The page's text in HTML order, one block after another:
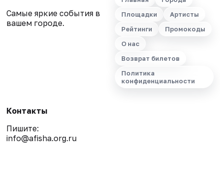
Самые яркие события в
вашем городе.
Площадки
Артисты
Рейтинги
Промокоды
О нас
Возврат билетов
Политика
конфиденциальности
Контакты
Пишите:
info@afisha.org.ru